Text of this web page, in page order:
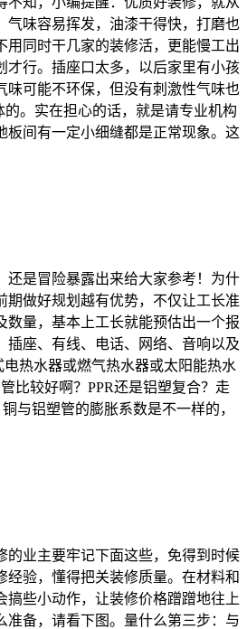
气味容易挥发，油漆干得快，打磨也
同时干几家的装修活，更能慢工出
才行。插座口太多，以后家里有小孩
味可能不环保，但没有刺激性气味也
。实在担心的话，就是请专业机构
板间有一定小细缝都是正常现象。这
还是冒险暴露出来给大家参考！为什
做好规划越有优势，不仅让工长准
量，基本上工长就能预估出一个报
座、有线、电话、网络、音响以及
热水器或燃气热水器或太阳能热水
比较好啊？PPR还是铝塑复合？走
与铝塑管的膨胀系数是不一样的，
的业主要牢记下面这些，免得到时候
验，懂得把关装修质量。在材料和
些小动作，让装修价格蹭蹭地往上
备，请看下图。量什么第三步：与